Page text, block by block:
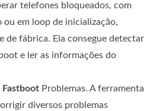
telefones bloqueados, com
em loop de inicialização,
de fábrica. Ela consegue detectar
e ler as informações do
Fastboot Problemas. A ferramenta
diversos problemas